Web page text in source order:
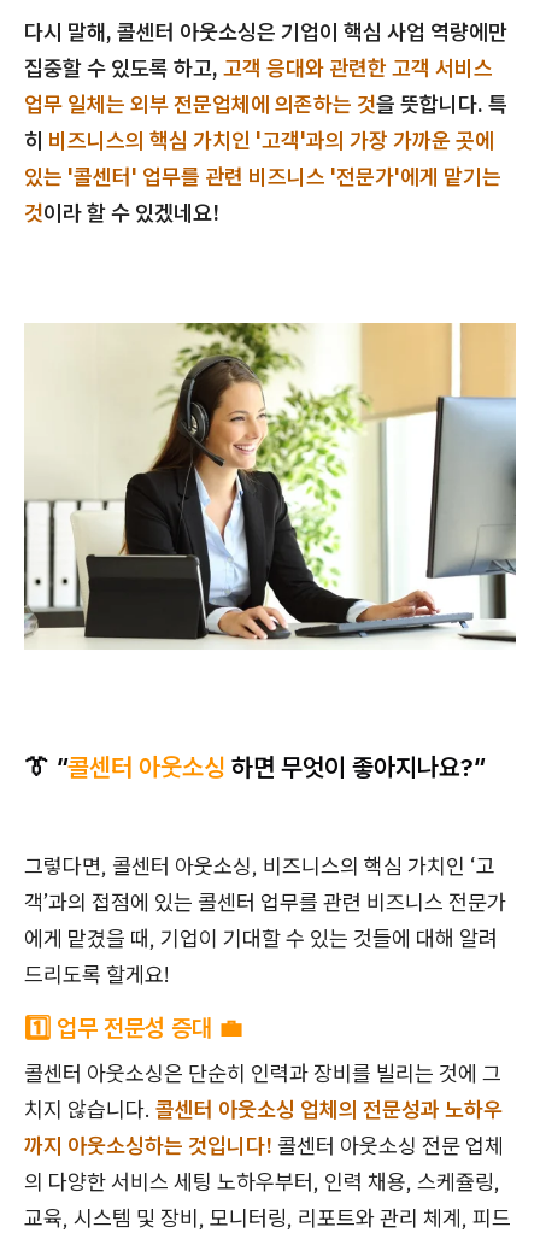
다시 말해, 콜센터 아웃소싱은 기업이 핵심 사업 역량에만
집중할 수 있도록 하고, 고객 응대와 관련한 고객 서비스
업무 일체는 외부 전문업체에 의존하는 것을 뜻합니다. 특
히 비즈니스의 핵심 가치인 '고객'과의 가장 가까운 곳에
있는 '콜센터' 업무를 관련 비즈니스 '전문가'에게 맡기는
것이라 할 수 있겠네요!
👔 "콜센터 아웃소싱 하면 무엇이 좋아지나요?"
그렇다면, 콜센터 아웃소싱, 비즈니스의 핵심 가치인 ‘고
객’과의 접점에 있는 콜센터 업무를 관련 비즈니스 전문가
에게 맡겼을 때, 기업이 기대할 수 있는 것들에 대해 알려
드리도록 할게요!
1️⃣ 업무 전문성 증대 💼
콜센터 아웃소싱은 단순히 인력과 장비를 빌리는 것에 그
치지 않습니다. 콜센터 아웃소싱 업체의 전문성과 노하우
까지 아웃소싱하는 것입니다! 콜센터 아웃소싱 전문 업체
의 다양한 서비스 세팅 노하우부터, 인력 채용, 스케쥴링,
교육, 시스템 및 장비, 모니터링, 리포트와 관리 체계, 피드